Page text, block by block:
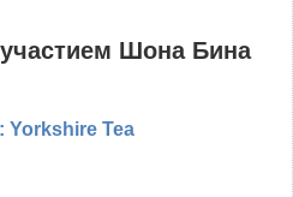
Шона Бина
Yorkshire Tea